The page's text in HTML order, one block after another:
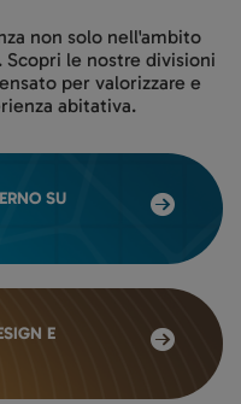
non solo nell'ambito
le nostre divisioni
per valorizzare e
abitativa.
SU
E